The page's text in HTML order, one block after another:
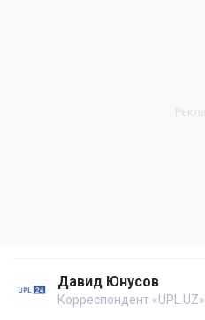
Давид Юнусов
Корреспондент «UPL.UZ»